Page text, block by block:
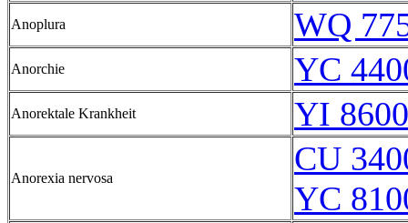
Anoplura WQ
Anorchie YC
Anorektale Krankheit YI
Anorexia nervosa
CU
YC